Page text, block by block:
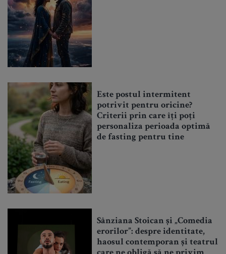
Este postul intermitent
potrivit pentru oricine?
Criterii prin care îți poți
personaliza perioada optimă
de fasting pentru tine
Sânziana Stoican și „Comedia
erorilor”: despre identitate,
haosul contemporan și teatrul